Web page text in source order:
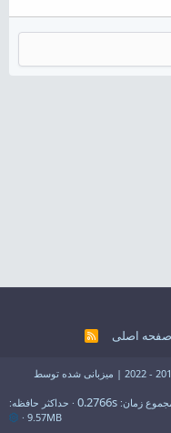
صفحه اصلی
R
©تمامی حقوق برای ایران وب ادمین محفوظ است ®2016 - 2022 | میزبانی شده توسط
زمان 0.2766s
حداکثر حافظه
9.57MB